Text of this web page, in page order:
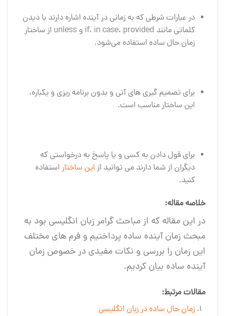
در عبارات شرطی که به زمانی در آینده اشاره دارند با دیدن
کلماتی مانند if، in case، provided و unless از ساختار
زمان حال ساده استفاده می‌شود.
برای تصمیم گیری های آنی و بدون برنامه ریزی و یکباره،
این ساختار مناسب است.
برای قول دادن به کسی و یا پاسخ به درخواستی که
دیگران از شما دارند می توانید از این ساختاراستفاده
کنید.
خلاصه مقاله:
در این مقاله که از مباحث گرامر زبان انگلیسی بود به
مبحث زمان آینده ساده پرداختیم و فرم های مختلف
این زمان را بررسی و نکات مفیدی در خصوص زمان
آینده ساده بیان کردیم.
مقالات مرتبط:
زمان حال ساده در زبان انگلیسی